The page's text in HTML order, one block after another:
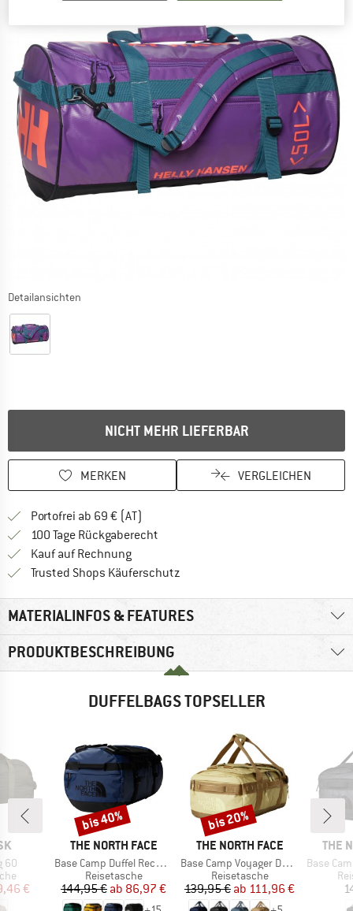
Detailansichten
NICHT MEHR LIEFERBAR
MERKEN VERGLEICHEN
Portofrei ab 69 € (AT)
100 Tage Rückgaberecht
Kauf auf RechnungFinde die Zahlungs-Infos hier! Öffnet
Trusted Shops Käuferschutz
MATERIALINFOS & FEATURES
PRODUKTBESCHREIBUNG
DUFFELBAGS TOPSELLER
60
Preis
€
MARKE
THE NORTH FACE
Artikel
Base Camp Duffel Recycled Small
Produktgruppe
Reisetasche
Preis
144,95 € reduzierter Preis
ab 86,97 €
Rabatt
bis 40%
MARKE
THE NORTH FACE
Artikel
Base Camp Voyager Duffel 42L
Produktgruppe
Reisetasche
Preis
139,95 € reduzierter Preis
ab 111,96 €
Rabatt
bis 20%
THE
Artikel
Base Camp